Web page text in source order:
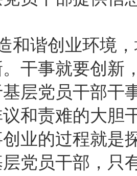
和谐创业环境，
干事就要创新
层党员干部干
和责难的大胆
业的过程就是
党员干部，只